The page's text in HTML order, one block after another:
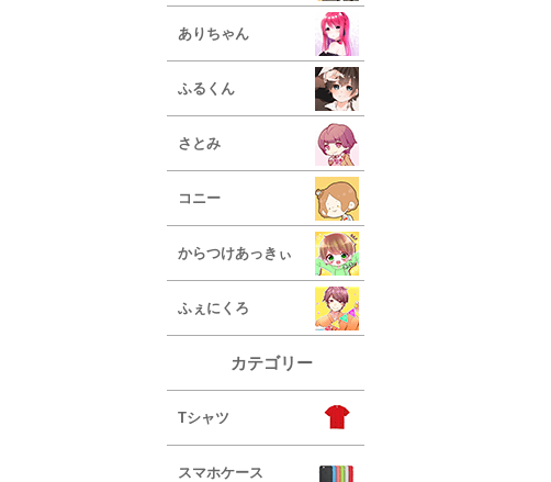
ありちゃん
ふるくん
さとみ
コニー
からつけあっきぃ
ふぇにくろ
カテゴリー
Tシャツ
スマホケース